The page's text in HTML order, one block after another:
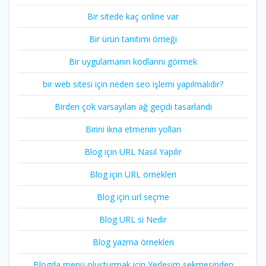
Bir sitede kaç online var
Bir ürün tanıtımı örneği
Bir uygulamanın kodlarını görmek
bir web sitesi için neden seo işlemi yapılmalıdır?
Birden çok varsayılan ağ geçidi tasarlandı
Birini ikna etmenin yolları
Blog için URL Nasıl Yapılır
Blog için URL örnekleri
Blog için url seçme
Blog URL si Nedir
Blog yazma örnekleri